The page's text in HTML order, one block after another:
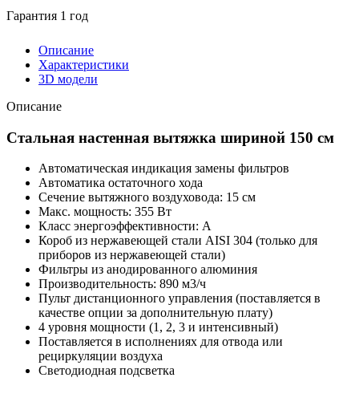
Гарантия 1 год
Описание
Характеристики
3D модели
Описание
Стальная настенная вытяжка шириной 150 см
Автоматическая индикация замены фильтров
Автоматика остаточного хода
Сечение вытяжного воздуховода: 15 см
Макс. мощность: 355 Вт
Класс энергоэффективности: А
Короб из нержавеющей стали AISI 304 (только для
приборов из нержавеющей стали)
Фильтры из анодированного алюминия
Производительность: 890 м3/ч
Пульт дистанционного управления (поставляется в
качестве опции за дополнительную плату)
4 уровня мощности (1, 2, 3 и интенсивный)
Поставляется в исполнениях для отвода или
рециркуляции воздуха
Светодиодная подсветка